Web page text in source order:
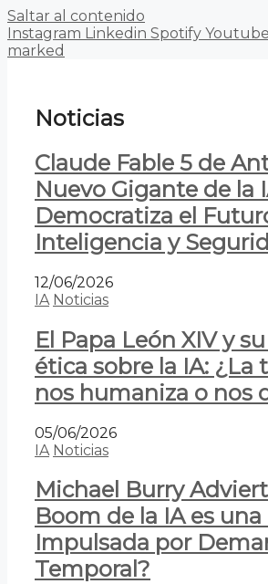
Saltar al contenido
Instagram Linkedin Spotify Youtube
marked
Noticias
Claude Fable 5 de
Nuevo Gigante de la
Democratiza el
Inteligencia y
12/06/2026
IA Noticias
El Papa León XIV y
ética sobre la IA: ¿La
nos humaniza o nos
05/06/2026
IA Noticias
Michael Burry
Boom de la IA es
Impulsada por
Temporal?